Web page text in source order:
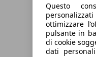
Questo
ottimizzare
pulsante in
di cookie
dati